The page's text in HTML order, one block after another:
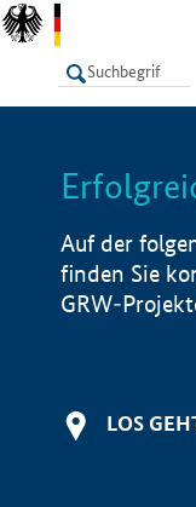
LISTE
Auf der
finden Sie
GRW-
LOS